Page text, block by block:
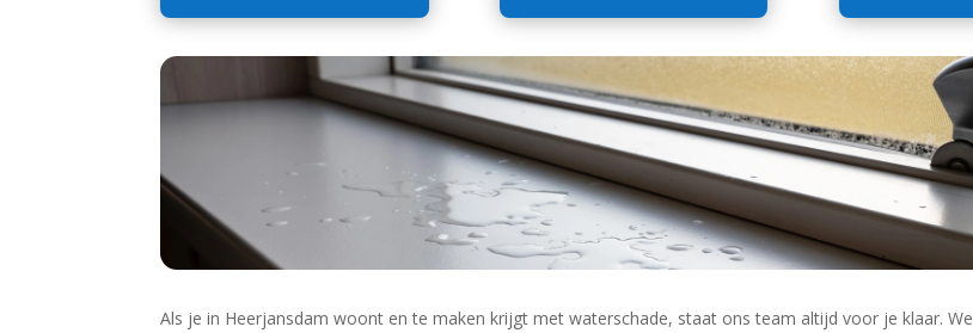
Als je in Heerjansdam woont en te maken krijgt met waterschade, staat ons team altijd voor je klaar.​ We